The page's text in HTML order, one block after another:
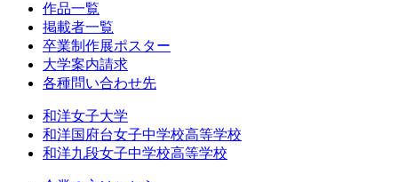
作品一覧
掲載者一覧
卒業制作展ポスター
大学案内請求
各種問い合わせ先
和洋女子大学
和洋国府台女子中学校高等学校
和洋九段女子中学校高等学校